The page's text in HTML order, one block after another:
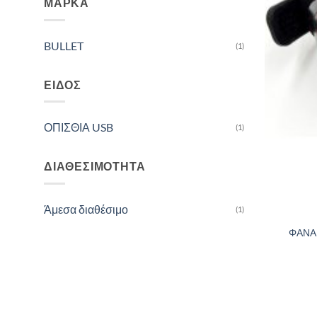
ΜΆΡΚΑ
BULLET (1)
ΕΊΔΟΣ
ΟΠΙΣΘΙΑ USB (1)
ΔΙΑΘΕΣΙΜΌΤΗΤΑ
Άμεσα διαθέσιμο (1)